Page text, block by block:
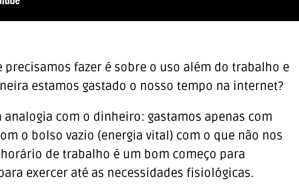
precisamos fazer é sobre o uso além do trabalho e
estamos gastado o nosso tempo na internet?
analogia com o dinheiro: gastamos apenas com
o bolso vazio (energia vital) com o que não nos
de trabalho é um bom começo para
exercer até as necessidades fisiológicas.